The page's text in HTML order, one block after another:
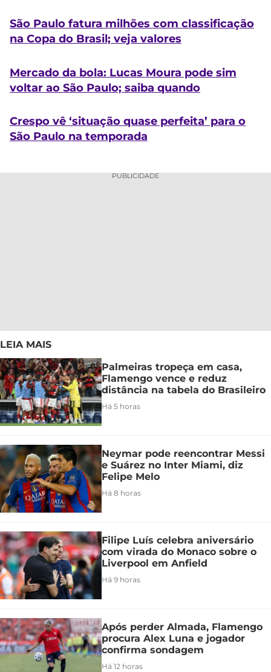
São Paulo fatura milhões com classificação
na Copa do Brasil; veja valores
Mercado da bola: Lucas Moura pode sim
voltar ao São Paulo; saiba quando
Crespo vê ‘situação quase perfeita’ para o
São Paulo na temporada
PUBLICIDADE
LEIA MAIS
Palmeiras tropeça em casa,
Flamengo vence e reduz
distância na tabela do Brasileiro
Há 5 horas
Neymar pode reencontrar Messi
e Suárez no Inter Miami, diz
Felipe Melo
Há 8 horas
Filipe Luís celebra aniversário
com virada do Monaco sobre o
Liverpool em Anfield
Há 9 horas
Após perder Almada, Flamengo
procura Alex Luna e jogador
confirma sondagem
Há 12 horas